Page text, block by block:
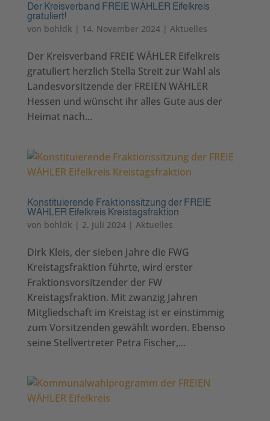
Der Kreisverband FREIE WÄHLER Eifelkreis
gratuliert!
von bohldk | 14. November 2024| Aktuelles
Der Kreisverband FREIE WÄHLER Eifelkreis
gratuliert herzlich Stella Streit zur Wahl als
Landesvorsitzende der FREIEN WÄHLER
Hessen und wünscht ihr alles Gute aus der
Heimat nach...
Konstituierende Fraktionssitzung der FREIE
WÄHLER Eifelkreis Kreistagsfraktion
von bohldk | 2. Juli 2024| Aktuelles
Dirk Kleis, der sieben Jahre die FWG
Kreistagsfraktion führte, wird erster
Fraktionsvorsitzender der FW
Kreistagsfraktion. Mit zwanzig Jahren
Mitgliedschaft im Kreistag ist er einstimmig
zum Vorsitzenden gewählt worden. Ebenso
seine Stellvertreter Petra Fischer,...